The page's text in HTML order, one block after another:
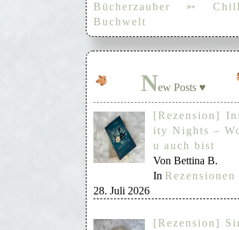
Bücherzauber
➳
Buchwelt
New Posts ♥
[Rezension]
ity Nights –
u auch bist
Von Bettina B.
In Rezensionen
28. Juli 2026
[Rezension]